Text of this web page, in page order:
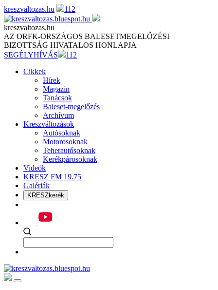
Skip
to
content
kreszvaltozas.hu 112
kreszvaltozas.hu
AZ ORFK-ORSZÁGOS BALESETMEGELŐZÉSI
BIZOTTSÁG HIVATALOS HONLAPJA
SEGÉLYHÍVÁS
112
Cikkek
Hírek
Magazin
Tanácsok
Baleset-megelőzés
Archívum
Kreszváltozások
Autósoknak
Motorosoknak
Teherautósoknak
Kerékpárosoknak
Videók
KRESZ FM 19.75
Galériák
KRESZkerék